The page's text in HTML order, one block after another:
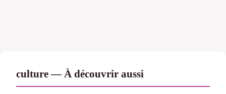
culture — À découvrir aussi